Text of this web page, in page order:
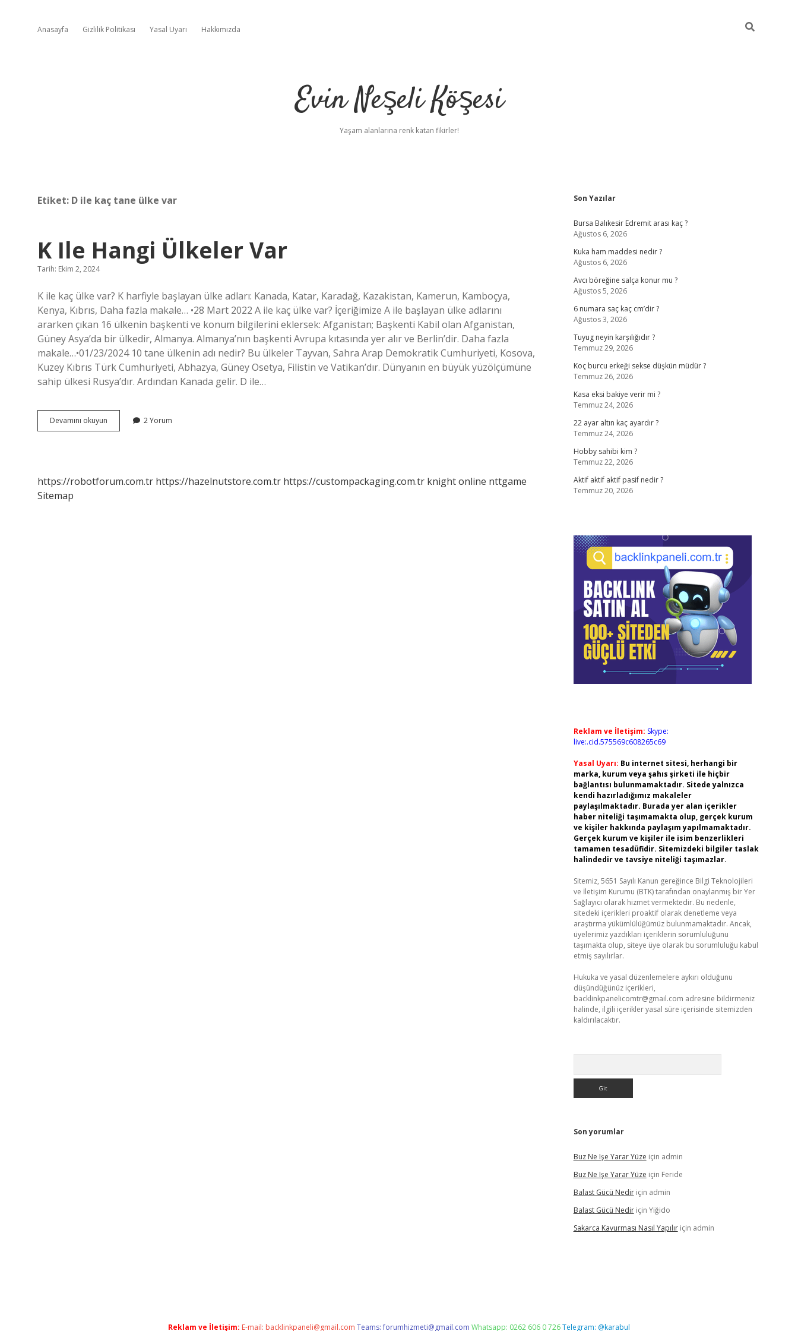
Anasayfa Gizlilik Politikası Yasal Uyarı Hakkımızda
Evin Neşeli Köşesi
Yaşam alanlarına renk katan fikirler!
Etiket: D ile kaç tane ülke var
K Ile Hangi Ülkeler Var
Tarih: Ekim 2, 2024
K ile kaç ülke var? K harfiyle başlayan ülke adları: Kanada, Katar, Karadağ, Kazakistan, Kamerun, Kamboçya,
Kenya, Kıbrıs, Daha fazla makale… •28 Mart 2022 A ile kaç ülke var? İçeriğimize A ile başlayan ülke adlarını
ararken çıkan 16 ülkenin başkenti ve konum bilgilerini eklersek: Afganistan; Başkenti Kabil olan Afganistan,
Güney Asya’da bir ülkedir, Almanya. Almanya’nın başkenti Avrupa kıtasında yer alır ve Berlin’dir. Daha fazla
makale…•01/23/2024 10 tane ülkenin adı nedir? Bu ülkeler Tayvan, Sahra Arap Demokratik Cumhuriyeti, Kosova,
Kuzey Kıbrıs Türk Cumhuriyeti, Abhazya, Güney Osetya, Filistin ve Vatikan’dır. Dünyanın en büyük yüzölçümüne
sahip ülkesi Rusya’dır. Ardından Kanada gelir. D ile…
Devamını okuyun
Ile
2 Yorum
https://robotforum.com.tr https://hazelnutstore.com.tr https://custompackaging.com.tr knight online nttgame
Sitemap
Sidebar
Son Yazılar
Bursa Balıkesir Edremit arası kaç ?
Ağustos 6, 2026
Kuka ham maddesi nedir ?
Ağustos 6, 2026
Avcı böreğine salça konur mu ?
Ağustos 5, 2026
6 numara saç kaç cm’dir ?
Ağustos 3, 2026
Tuyug neyin karşılığıdır ?
Temmuz 29, 2026
Koç burcu erkeği sekse düşkün müdür ?
Temmuz 26, 2026
Kasa eksi bakiye verir mi ?
Temmuz 24, 2026
22 ayar altın kaç ayardır ?
Temmuz 24, 2026
Hobby sahibi kim ?
Temmuz 22, 2026
Aktif aktif aktif pasif nedir ?
Temmuz 20, 2026
Reklam ve İletişim: Skype:
live:.cid.575569c608265c69
Yasal Uyarı: Bu internet sitesi, herhangi bir
marka, kurum veya şahıs şirketi ile hiçbir
bağlantısı bulunmamaktadır. Sitede yalnızca
kendi hazırladığımız makaleler
paylaşılmaktadır. Burada yer alan içerikler
haber niteliği taşımamakta olup, gerçek kurum
ve kişiler hakkında paylaşım yapılmamaktadır.
Gerçek kurum ve kişiler ile isim benzerlikleri
tamamen tesadüfidir. Sitemizdeki bilgiler taslak
halindedir ve tavsiye niteliği taşımazlar.
Sitemiz, 5651 Sayılı Kanun gereğince Bilgi Teknolojileri
ve İletişim Kurumu (BTK) tarafından onaylanmış bir Yer
Sağlayıcı olarak hizmet vermektedir. Bu nedenle,
sitedeki içerikleri proaktif olarak denetleme veya
araştırma yükümlülüğümüz bulunmamaktadır. Ancak,
üyelerimiz yazdıkları içeriklerin sorumluluğunu
taşımakta olup, siteye üye olarak bu sorumluluğu kabul
etmiş sayılırlar.
Hukuka ve yasal düzenlemelere aykırı olduğunu
düşündüğünüz içerikleri,
backlinkpanelicomtr@gmail.com adresine bildirmeniz
halinde, ilgili içerikler yasal süre içerisinde sitemizden
kaldırılacaktır.
Son yorumlar
Buz Ne Işe Yarar Yüze için admin
Buz Ne Işe Yarar Yüze için Feride
Balast Gücü Nediriçin admin
Balast Gücü Nediriçin Yiğido
Sakarca Kavurması Nasıl Yapılıriçin admin
Reklam ve İletişim: E-mail: backlinkpaneli@gmail.com Teams:forumhizmeti@gmail.com Whatsapp: 0262 606 0 726Telegram: @karabul